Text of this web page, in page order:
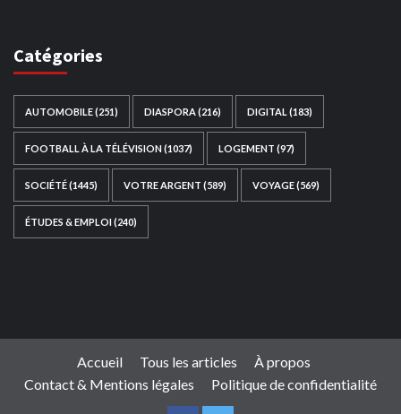
Catégories
AUTOMOBILE(251) DIASPORA (216) DIGITAL (183)
FOOTBALL À LA TÉLÉVISION(1037) LOGEMENT (97)
SOCIÉTÉ(1445) VOTRE ARGENT (589) VOYAGE(569)
ÉTUDES & EMPLOI(240)
Accueil Tous les articles
À propos
Contact & Mentions légales
Politique de confidentialité